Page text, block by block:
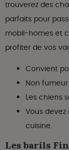
trouverez des
parfaits pour
mobil-homes et
profiter de vos
Convient
Non fumeur
Les chiens
Vous
cuisine.
Les barils